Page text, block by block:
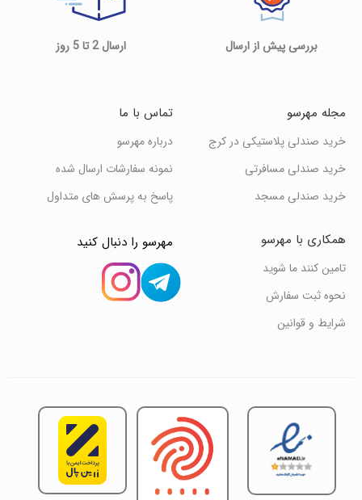
بررسی پیش از ارسال ارسال 2 تا 5 روز
مجله مهرسو
خرید صندلی پلاستیکی در کرج
خرید صندلی مسافرتی
خرید صندلی مسجد
تماس با ما
درباره مهرسو
نمونه سفارشات ارسال شده
پاسخ به پرسش های متداول
همکاری با مهرسو
تامین کنند ما شوید
نحوه ثبت سفارش
شرایط و قوانین
مهرسو را دنبال کنید